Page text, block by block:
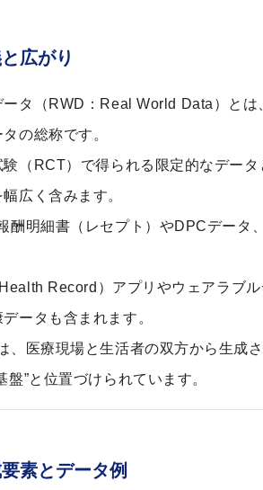
広がり
ータ（RWD：Real World Data）と
の総称です。
験（RCT）で得られる限定的なデー
広く含みます。
酬明細書（レセプト）やDPCデータ
Record）アプリやウェアラブ
ータも含まれます。
、医療現場と生活者の双方から生成
盤”と位置づけられています。
素とデータ例